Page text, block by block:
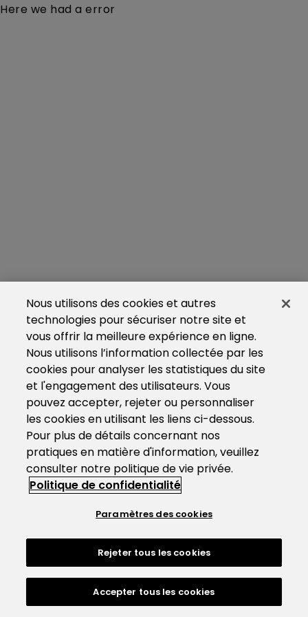
Here we had a error
Nous utilisons des cookies et autres
technologies pour sécuriser notre site et
vous offrir la meilleure expérience en ligne.
Nous utilisons l’information collectée par les
cookies pour analyser les statistiques du site
et l'engagement des utilisateurs. Vous
pouvez accepter, rejeter ou personnaliser
les cookies en utilisant les liens ci-dessous.
Pour plus de détails concernant nos
pratiques en matière d'information, veuillez
consulter notre politique de vie privée.
Politique de confidentialité
Paramètres des cookies
Rejeter tous les cookies
Accepter tous les cookies